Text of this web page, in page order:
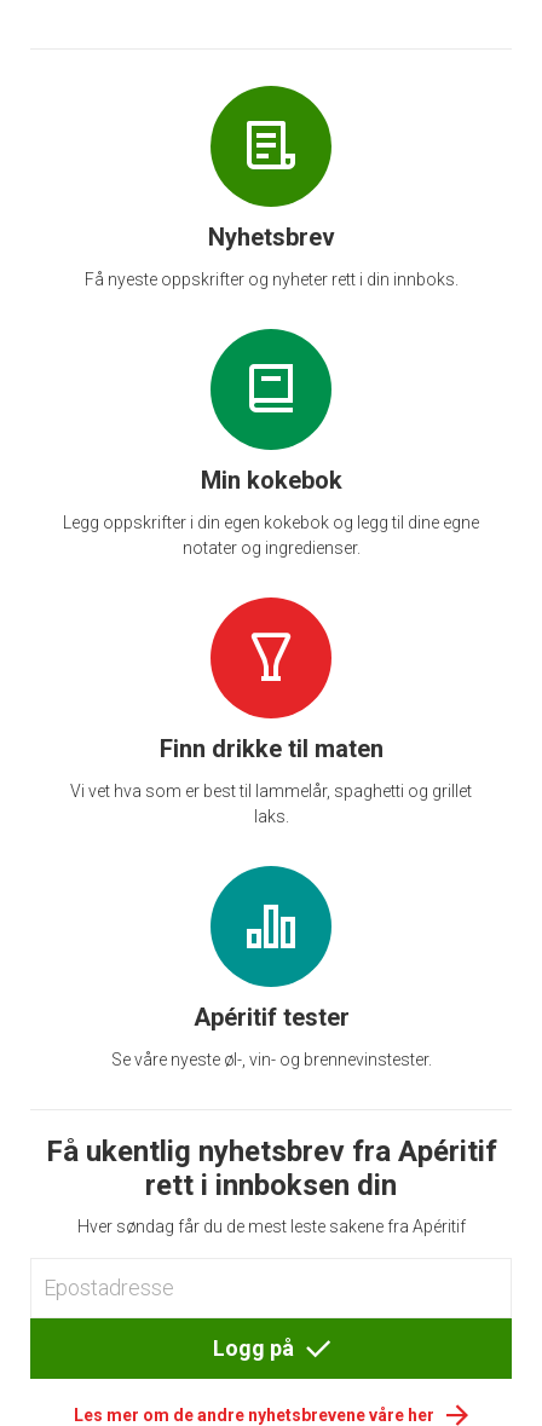
Nyhetsbrev
Få nyeste oppskrifter og nyheter rett i din innboks.
Min kokebok
Legg oppskrifter i din egen kokebok og legg til dine egne
notater og ingredienser.
Finn drikke til maten
Vi vet hva som er best til lammelår, spaghetti og grillet
laks.
Apéritif tester
Se våre nyeste øl-, vin- og brennevinstester.
Få ukentlig nyhetsbrev fra Apéritif
rett i innboksen din
Hver søndag får du de mest leste sakene fra Apéritif
Logg på
Les mer om de andre nyhetsbrevene våre her